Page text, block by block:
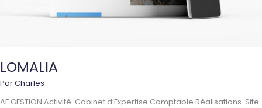
LOMALIA
ParCharles
AF GESTION Activité :Cabinet d’Expertise Comptable Réalisations :Site